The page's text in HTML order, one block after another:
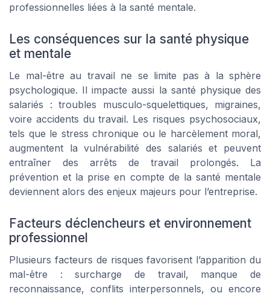
professionnelles liées à la santé mentale.
Les conséquences sur la santé physique
et mentale
Le mal-être au travail ne se limite pas à la sphère
psychologique. Il impacte aussi la santé physique des
salariés : troubles musculo-squelettiques, migraines,
voire accidents du travail. Les risques psychosociaux,
tels que le stress chronique ou le harcèlement moral,
augmentent la vulnérabilité des salariés et peuvent
entraîner des arrêts de travail prolongés. La
prévention et la prise en compte de la santé mentale
deviennent alors des enjeux majeurs pour l’entreprise.
Facteurs déclencheurs et environnement
professionnel
Plusieurs facteurs de risques favorisent l’apparition du
mal-être : surcharge de travail, manque de
reconnaissance, conflits interpersonnels, ou encore